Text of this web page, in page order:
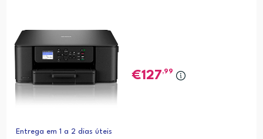
127,99
Entrega em 1 a 2 dias úteis